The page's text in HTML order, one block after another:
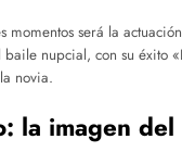
momentos será la
nupcial, con su éxito
novia.
la imagen